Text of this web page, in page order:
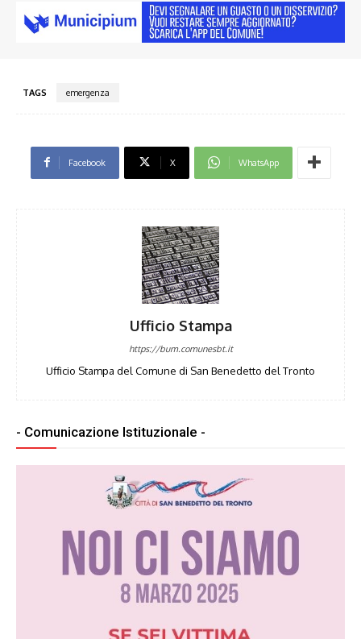
TAGS emergenza
Facebook X WhatsApp
Ufficio Stampa
https://bum.comunesbt.it
Ufficio Stampa del Comune di San Benedetto del Tronto
- Comunicazione Istituzionale -